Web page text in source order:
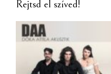
Rejtsd el szíved!